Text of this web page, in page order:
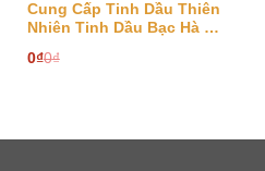
Cung Cấp Tinh Dầu Thiên
Nhiên Tinh Dầu Bạc Hà –
Organic Nhập Khẩu Châu
0₫0₫